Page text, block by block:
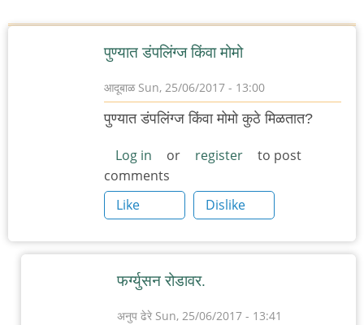
पुण्यात डंपलिंग्ज किंवा मोमो
आदूबाळSun, 25/06/2017 - 13:00
पुण्यात डंपलिंग्ज किंवा मोमो कुठे मिळतात?
Log in or register
to post
comments
Like
Dislike
फ‌र्ग्युस‌न रोडाव‌र‌.
अनुप ढेरे Sun, 25/06/2017 - 13:41